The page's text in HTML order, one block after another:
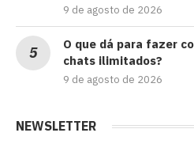
9 de agosto de 2026
O que dá para fazer
chats ilimitados?
9 de agosto de 2026
NEWSLETTER